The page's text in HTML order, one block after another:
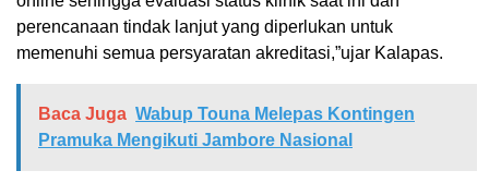
perencanaan tindak lanjut yang diperlukan untuk
memenuhi semua persyaratan akreditasi,”ujar Kalapas.
Baca Juga Wabup Touna Melepas Kontingen
Pramuka Mengikuti Jambore Nasional